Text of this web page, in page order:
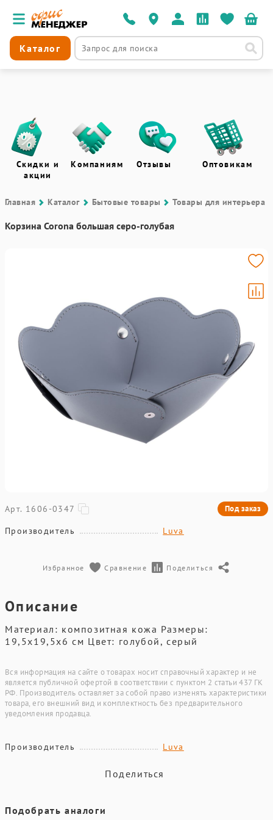
Каталог
Скидки и
акции
Компаниям Отзывы Оптовикам
Главная Каталог Бытовые товары Товары для интерьера
Корзина Corona большая серо-голубая
Арт. 1606-0347 Под заказ
Производитель Luva
Избранное Сравнение Поделиться
Описание
Материал: композитная кожа Размеры:
19,5х19,5х6 см Цвет: голубой, серый
Вся информация на сайте о товарах носит справочный характер и не
является публичной офертой в соответствии с пунктом 2 статьи 437 ГК
РФ. Производитель оставляет за собой право изменять характеристики
товара, его внешний вид и комплектность без предварительного
уведомления продавца.
Производитель Luva
Поделиться
Подобрать аналоги